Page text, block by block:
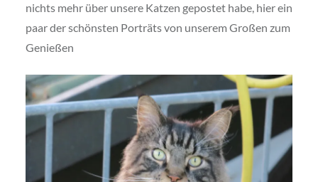
nichts mehr über unsere Katzen gepostet habe, hier ein
paar der schönsten Porträts von unserem Großen zum
Genießen